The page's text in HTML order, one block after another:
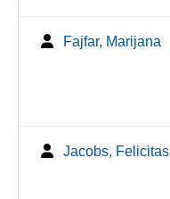
Fajfar, Marijana
Jacobs, Felicitas